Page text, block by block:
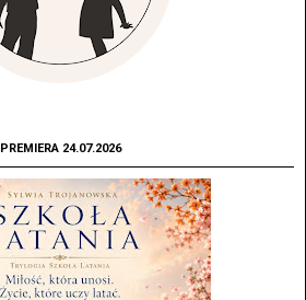
PREMIERA 24.07.2026